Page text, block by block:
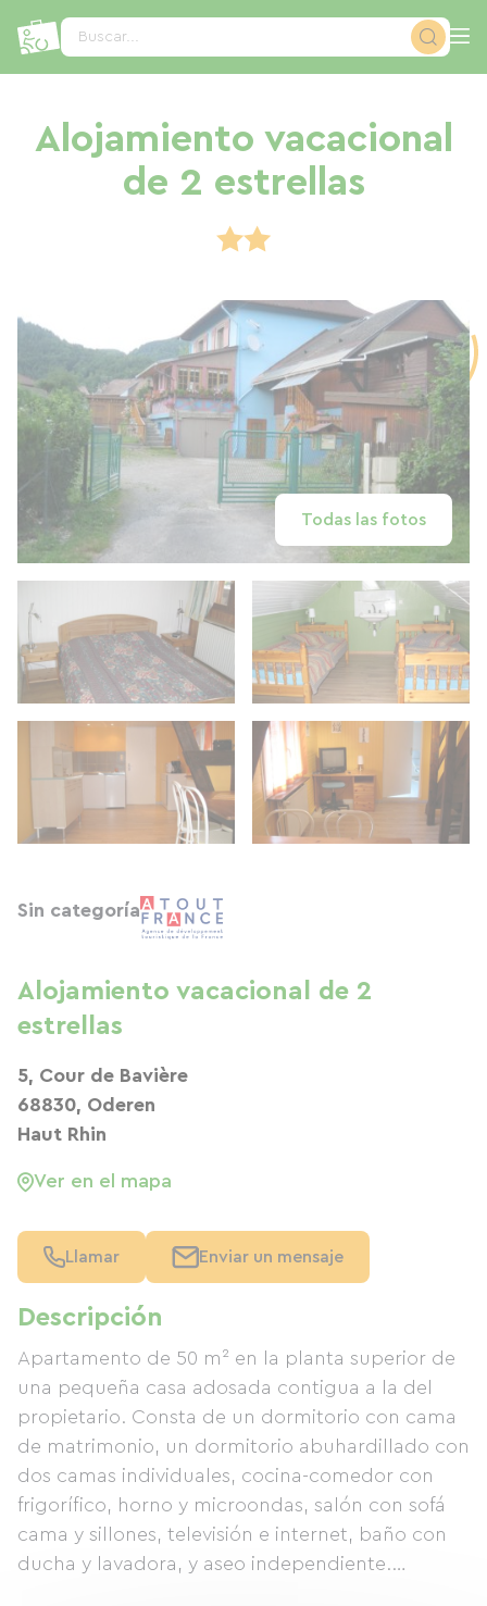
Buscar...
Alojamiento vacacional
de 2 estrellas
Todas las fotos
Descripción
Apartamento de 50 m² en la planta superior de
una pequeña casa adosada contigua a la del
propietario. Consta de un dormitorio con cama
de matrimonio, un dormitorio abuhardillado con
dos camas individuales, cocina-comedor con
frigorífico, horno y microondas, salón con sofá
cama y sillones, televisión e internet, baño con
ducha y lavadora, y aseo independiente.
Sin categoría
Alojamiento vacacional de 2
estrellas
5, Cour de Bavière
68830, Oderen
Haut Rhin
Ver en el mapa
Llamar Enviar un mensaje
Panel de gestión de cookies